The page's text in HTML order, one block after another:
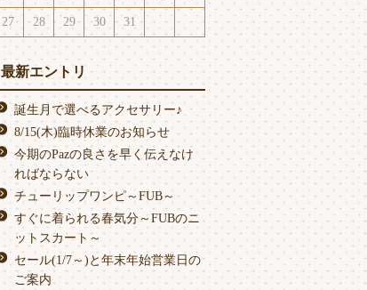
27 28 29 30 31
最新エントリ
誕生月で選べるアクセサリー♪
8/15(木)臨時休業のお知らせ
今期のPazの良さを早く伝えなけ
ればならない
チューリップワンピ～FUB～
すぐに着られる春気分～FUBのニ
ットスカート～
セール(1/7～)と年末年始営業日の
ご案内